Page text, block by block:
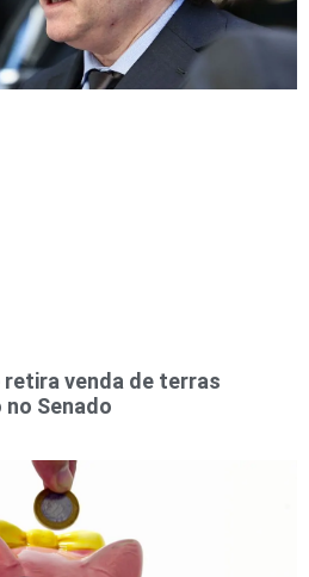
retira venda de terras
Senado